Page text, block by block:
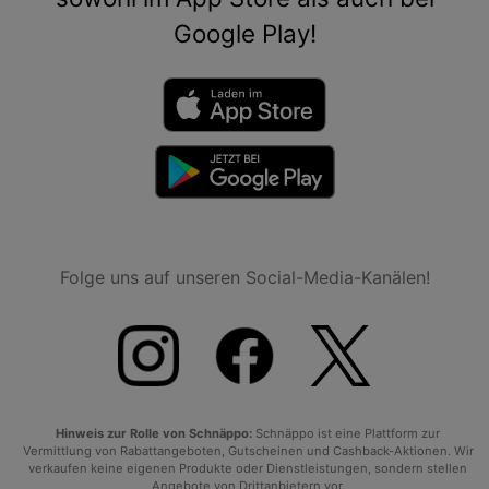
Google Play!
Folge uns auf unseren Social-Media-Kanälen!
Hinweis zur Rolle von Schnäppo: Schnäppo ist eine Plattform zur
Vermittlung von Rabattangeboten, Gutscheinen und Cashback-Aktionen. Wir
verkaufen keine eigenen Produkte oder Dienstleistungen, sondern stellen
Angebote von Drittanbietern vor.